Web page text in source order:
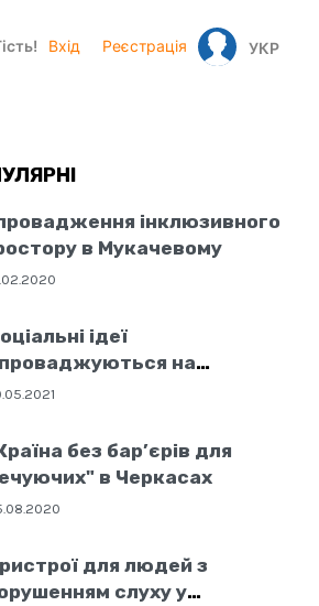
Вхід Реєстрація УКР
інклюзивного
в Мукачевому
ідеї
на
рівні
без бар’єрів для
в Черкасах
для людей з
слуху у